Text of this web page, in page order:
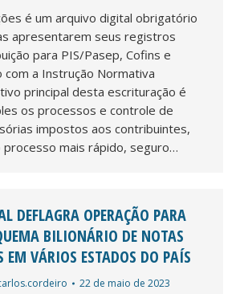
é um arquivo digital obrigatório
apresentarem seus registros
para PIS/Pasep, Cofins e
com a Instrução Normativa
principal desta escrituração é
os processos e controle de
impostos aos contribuintes,
mais rápido, seguro…
DEFLAGRA OPERAÇÃO PARA
BILIONÁRIO DE NOTAS
EM VÁRIOS ESTADOS DO PAÍS
22 de maio de 2023